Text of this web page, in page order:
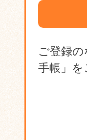
ご登録
手帳」を